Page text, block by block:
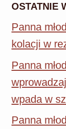
OSTATNIE
Panna
kolacji w
Panna
wpada w
Panna